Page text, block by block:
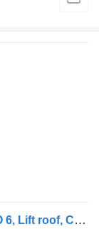
Mercedes-Benz Actros 2548 6x2, EURO 6, Lift roof, Combi + カーテンサイドトレーラ